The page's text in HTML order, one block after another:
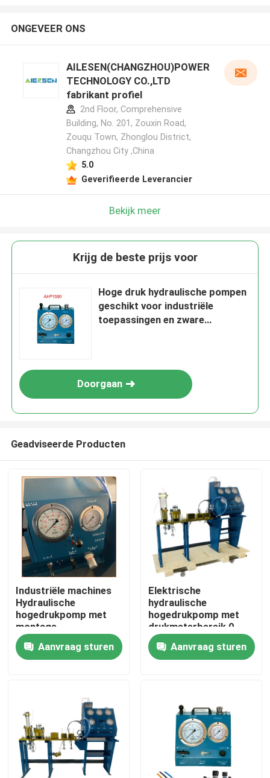
Producten
Video's
ONGEVEER ONS
AILESEN(CHANGZHOU)POWER
TECHNOLOGY CO.,LTD
fabrikant profiel
2nd Floor, Comprehensive
Building, No. 201, Zouxin Road,
Zouqu Town, Zhonglou District,
Changzhou City ,China
5.0
Geverifieerde Leverancier
Bekijk meer
Krijg de beste prijs voor
Hoge druk hydraulische pompen
geschikt voor industriële
toepassingen en zware
Doorgaan
Geadviseerde Producten
Industriële machines
Hydraulische
hogedrukpomp met
montage
Aanvraag sturen
Elektrische
hydraulische
hogedrukpomp met
drukmeterbereik 0-
3000 bar
Geoptimaliseerd voor
hydraulische
Aanvraag sturen